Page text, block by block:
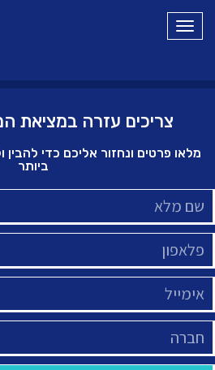
תפריט
צריכים עזרה במציאת
מלאו פרטים ונחזור אליכם כדי
ביותר